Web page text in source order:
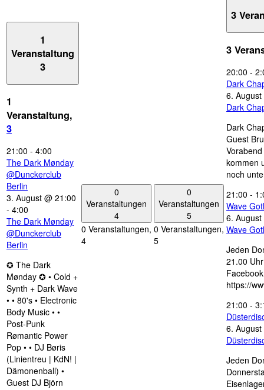
1
Veranstaltung
3
1
Veranstaltung,
3
21:00 - 4:00
The Dark Mønday
@Dunckerclub
Berlin
3. August @ 21:00
- 4:00
The Dark Mønday
@Dunckerclub
Berlin
✪ The Dark
Mønday ✪ • Cold +
Synth + Dark Wave
• • 80's • Electronic
Body Music • •
Post-Punk
Rømantic Power
Pop • • DJ Børis
(Linientreu | KdN! |
Dämonenball) •
Guest DJ Björn
0
Veranstaltungen
4
0 Veranstaltungen,
4
0
Veranstaltungen
5
0 Veranstaltungen,
5
3
3
20:00 -
Dark
6.
Dark
Dark
Guest
kommen
noch
21:00 -
Wave
6.
Wave
Jeden
21.00
https://
21:00 -
6.
Jeden